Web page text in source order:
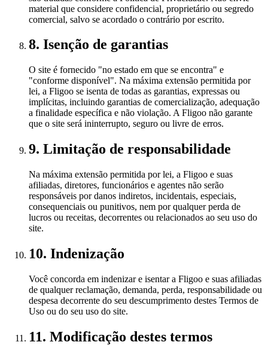
material que considere confidencial, proprietário ou segredo
comercial, salvo se acordado o contrário por escrito.
8. Isenção de garantias
O site é fornecido "no estado em que se encontra" e
"conforme disponível". Na máxima extensão permitida por
lei, a Fligoo se isenta de todas as garantias, expressas ou
implícitas, incluindo garantias de comercialização, adequação
a finalidade específica e não violação. A Fligoo não garante
que o site será ininterrupto, seguro ou livre de erros.
9. Limitação de responsabilidade
Na máxima extensão permitida por lei, a Fligoo e suas
afiliadas, diretores, funcionários e agentes não serão
responsáveis por danos indiretos, incidentais, especiais,
consequenciais ou punitivos, nem por qualquer perda de
lucros ou receitas, decorrentes ou relacionados ao seu uso do
site.
10. Indenização
Você concorda em indenizar e isentar a Fligoo e suas afiliadas
de qualquer reclamação, demanda, perda, responsabilidade ou
despesa decorrente do seu descumprimento destes Termos de
Uso ou do seu uso do site.
11. Modificação destes termos